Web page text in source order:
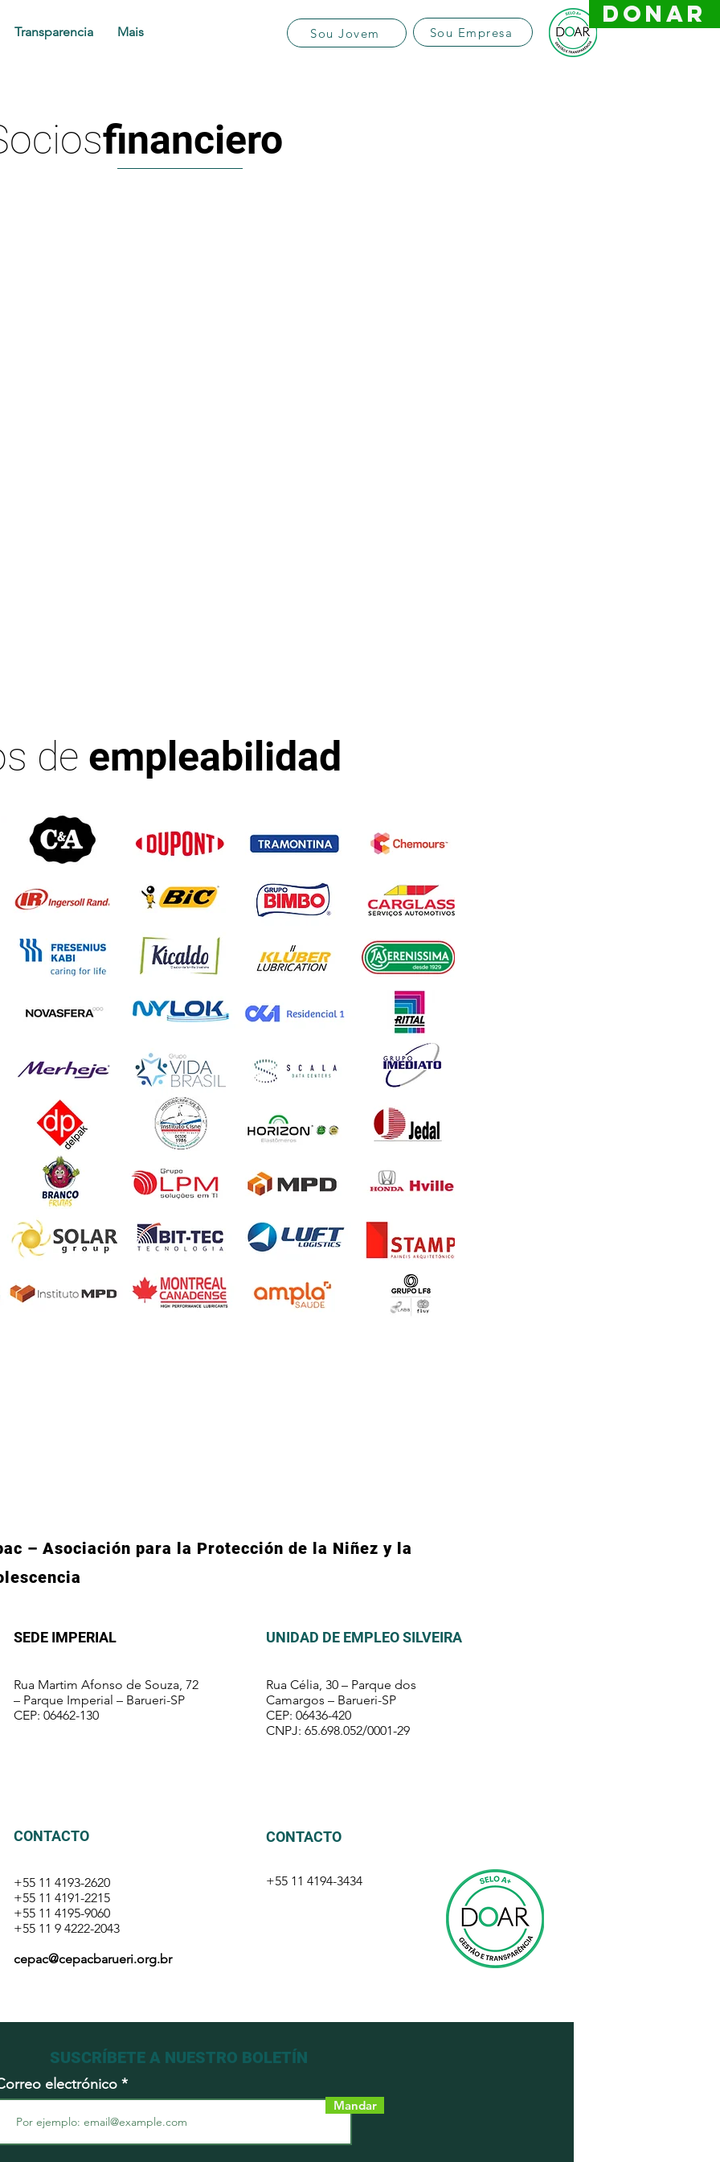
DONAR
Transparencia Mais Sou Jovem Sou Empresa
financiero
de empleabilidad
– Asociación para la Protección de la Niñez y la
SEDE IMPERIAL
Rua Martim Afonso de Souza, 72
– Parque Imperial – Barueri-SP
CEP: 06462-130
UNIDAD DE EMPLEO SILVEIRA
Rua Célia, 30 – Parque dos
Camargos – Barueri-SP
CEP: 06436-420
CNPJ: 65.698.052/0001-29
CONTACTO CONTACTO
+55 11 4193-2620
+55 11 4191-2215
+55 11 4195-9060
+55 11 9 4222-2043
cepac@cepacbarueri.org.br
+55 11 4194-3434
SUSCRÍBETE A NUESTRO BOLETÍN
electrónico
Mandar